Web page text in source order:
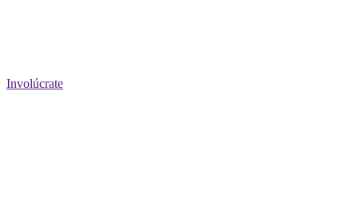
Involúcrate